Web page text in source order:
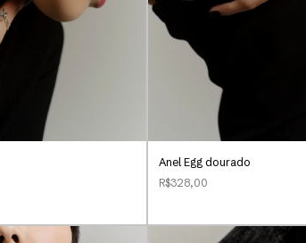
Anel Egg dourado
R$328,00